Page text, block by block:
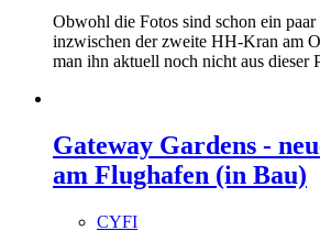
Obwohl die Fotos sind schon ein paar
inzwischen der zweite HH-Kran am
man ihn aktuell noch nicht aus dieser
Gateway Gardens -
am Flughafen (in Bau)
CYFI